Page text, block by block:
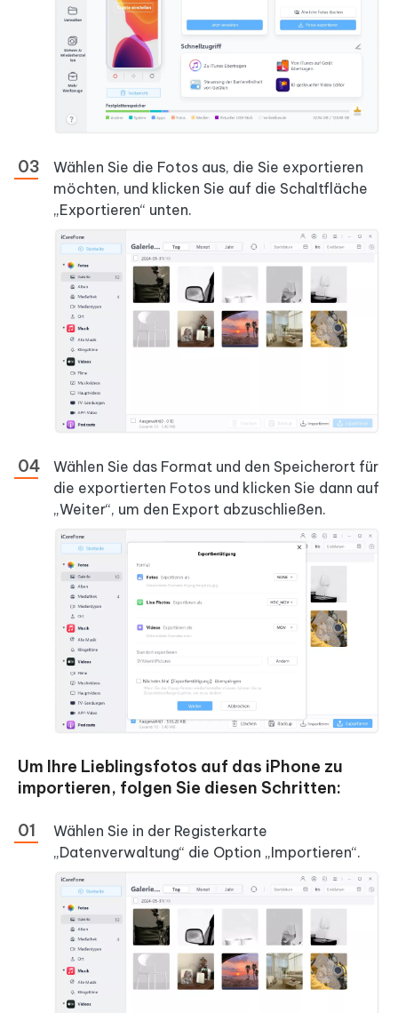
Wählen Sie die Fotos aus, die Sie exportieren
möchten, und klicken Sie auf die Schaltfläche
„Exportieren“ unten.
Wählen Sie das Format und den Speicherort für
die exportierten Fotos und klicken Sie dann auf
„Weiter“, um den Export abzuschließen.
Um Ihre Lieblingsfotos auf das iPhone zu
importieren, folgen Sie diesen Schritten:
Wählen Sie in der Registerkarte
„Datenverwaltung“ die Option „Importieren“.